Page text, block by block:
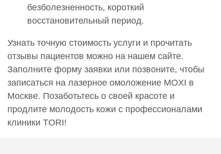
безболезненность, короткий
восстановительный период.
Узнать точную стоимость услуги и прочитать
отзывы пациентов можно на нашем сайте.
Заполните форму заявки или позвоните, чтобы
записаться на лазерное омоложение MOXI в
Москве. Позаботьтесь о своей красоте и
продлите молодость кожи с профессионалами
клиники TORI!